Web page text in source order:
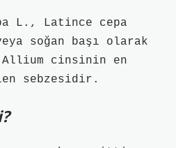
L., Latince cepa
soğan başı olarak
Allium cinsinin en
sebzesidir.